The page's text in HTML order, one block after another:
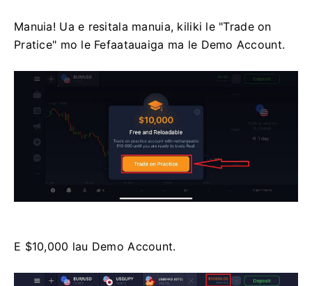
Manuia! ​​Ua e resitala manuia, kiliki le "Trade on
Pratice" mo le Fefaatauaiga ma le Demo Account.
E $10,000 lau Demo Account.